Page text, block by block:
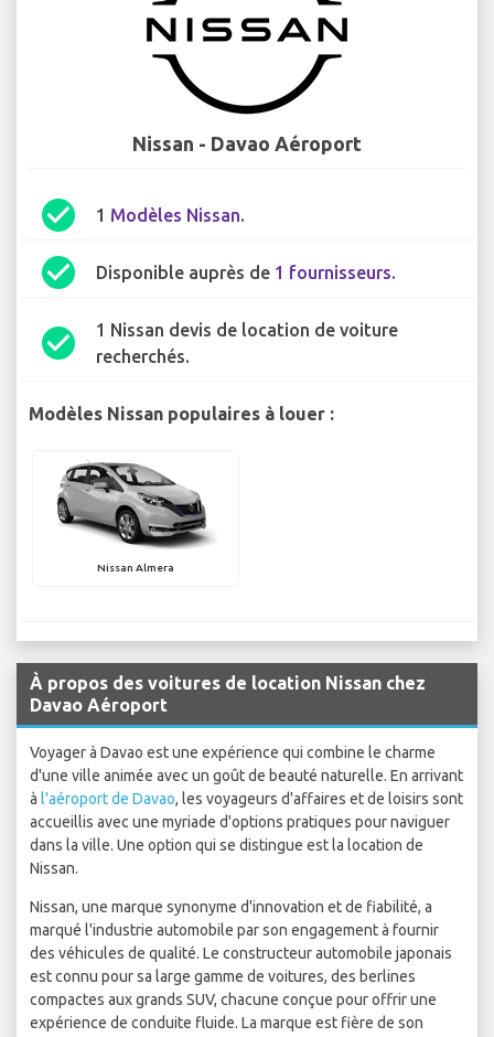
Nissan - Davao Aéroport
check_circle 1 Modèles Nissan.
check_circle Disponible auprès de 1 fournisseurs.
check_circle
1 Nissan devis de location de voiture
recherchés.
Modèles Nissan populaires à louer :
Nissan Almera
À propos des voitures de location Nissan chez
Davao Aéroport
Voyager à Davao est une expérience qui combine le charme
d'une ville animée avec un goût de beauté naturelle. En arrivant
à l'aéroport de Davao, les voyageurs d'affaires et de loisirs sont
accueillis avec une myriade d'options pratiques pour naviguer
dans la ville. Une option qui se distingue est la location de
Nissan.
Nissan, une marque synonyme d'innovation et de fiabilité, a
marqué l'industrie automobile par son engagement à fournir
des véhicules de qualité. Le constructeur automobile japonais
est connu pour sa large gamme de voitures, des berlines
compactes aux grands SUV, chacune conçue pour offrir une
expérience de conduite fluide. La marque est fière de son